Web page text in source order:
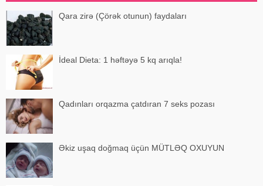
Qara zirə (Çörək otunun) faydaları
İdeal Dieta: 1 həftəyə 5 kq arıqla!
Qadınları orqazma çatdıran 7 seks pozası
Əkiz uşaq doğmaq üçün MÜTLƏQ OXUYUN